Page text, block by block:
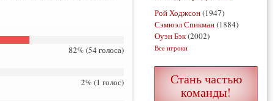
82% (54 голоса)
2% (1 голос)
Рой Ходжсон(1947)
Сэмюэл Спикман(1884)
Оуэн Бэк(2002)
Все игроки
Стань частью
команды!